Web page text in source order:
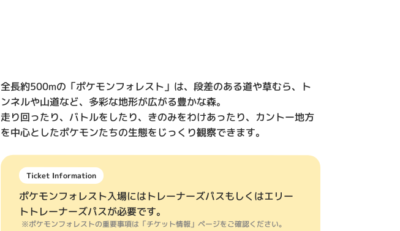
全長約500mの「ポケモンフォレスト」は、段差のある道や草むら、ト
ンネルや山道など、多彩な地形が広がる豊かな森。
走り回ったり、バトルをしたり、きのみをわけあったり、カントー地方
を中心としたポケモンたちの生態をじっくり観察できます。​
Ticket Information
ポケモンフォレスト入場にはトレーナーズパスもしくはエリー
トトレーナーズパスが必要です。
ポケモンフォレストの重要事項は「チケット情報」ページをご確認ください。